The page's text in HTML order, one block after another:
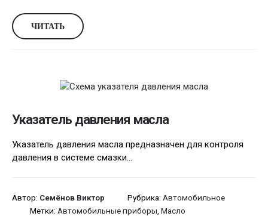
ЧИТАТЬ
Указатель давления масла
Указатель давления масла предназначен для контроля
давления в системе смазки...
Автор: Семёнов Виктор Рубрика: Автомобильное
Метки: Автомобильные приборы Масло